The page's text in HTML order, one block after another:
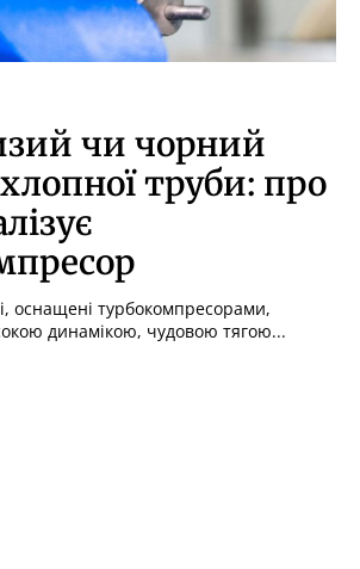
чи чорний
труби: про
оснащені турбокомпресорами,
динамікою, чудовою тягою...